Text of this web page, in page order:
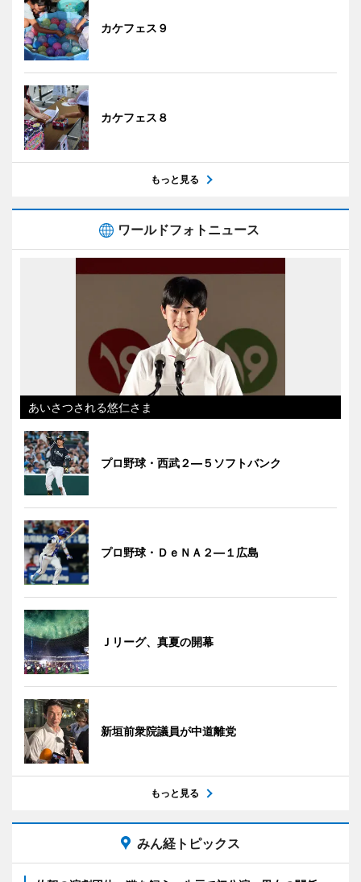
カケフェス９
カケフェス８
もっと見る
ワールドフォトニュース
あいさつされる悠仁さま
プロ野球・西武２―５ソフトバンク
プロ野球・ＤｅＮＡ２―１広島
Ｊリーグ、真夏の開幕
新垣前衆院議員が中道離党
もっと見る
みん経トピックス